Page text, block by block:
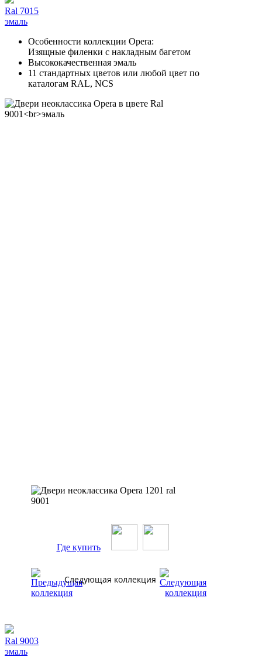
Ral 7015
эмаль
Особенности коллекции Opera:
Изящные филенки с накладным багетом
Высококачественная эмаль
11 стандартных цветов или любой цвет по
каталогам RAL, NCS
Где купить
Следующая коллекция
Ral 9003
эмаль